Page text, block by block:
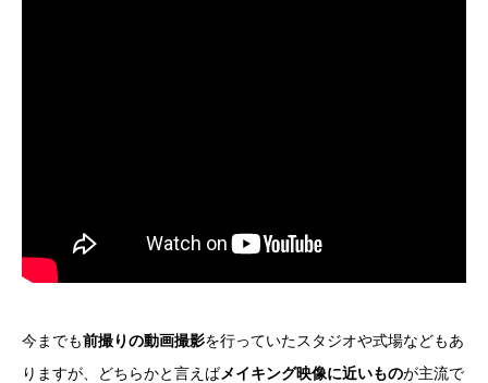
今までも前撮りの動画撮影を行っていたスタジオや式場などもあ
りますが、どちらかと言えばメイキング映像に近いものが主流で